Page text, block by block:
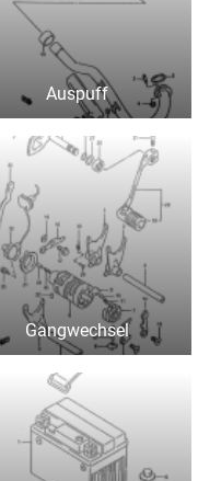
Auspuff
Gangwechsel